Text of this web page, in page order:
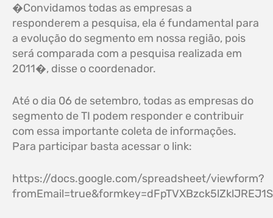
�Convidamos todas as empresas a
responderem a pesquisa, ela é fundamental para
a evolução do segmento em nossa região, pois
será comparada com a pesquisa realizada em
2011�, disse o coordenador.
Até o dia 06 de setembro, todas as empresas do
segmento de TI podem responder e contribuir
com essa importante coleta de informações.
Para participar basta acessar o link:
https://docs.google.com/spreadsheet/viewform?